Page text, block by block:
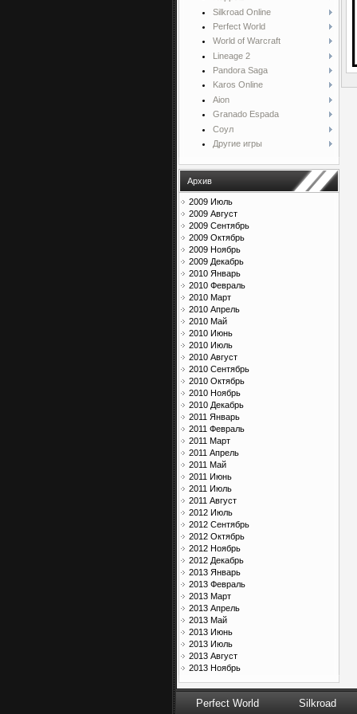
Silkroad Online
Perfect World
World of Warcraft
Lineage 2
Pandora Saga
Karos Online
Aion
Granado Espada
Соул
Другие игры
Архив
2009 Июль
2009 Август
2009 Сентябрь
2009 Октябрь
2009 Ноябрь
2009 Декабрь
2010 Январь
2010 Февраль
2010 Март
2010 Апрель
2010 Май
2010 Июнь
2010 Июль
2010 Август
2010 Сентябрь
2010 Октябрь
2010 Ноябрь
2010 Декабрь
2011 Январь
2011 Февраль
2011 Март
2011 Апрель
2011 Май
2011 Июнь
2011 Июль
2011 Август
2012 Июль
2012 Сентябрь
2012 Октябрь
2012 Ноябрь
2012 Декабрь
2013 Январь
2013 Февраль
2013 Март
2013 Апрель
2013 Май
2013 Июнь
2013 Июль
2013 Август
2013 Ноябрь
Perfect World Silkroad